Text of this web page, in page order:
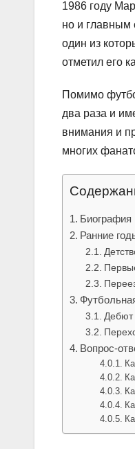
1986 году
но и главным
один из
отметил его
Помимо
два раза и
внимания и
многих
Биография
Ранние
Дебют
Вопрос-